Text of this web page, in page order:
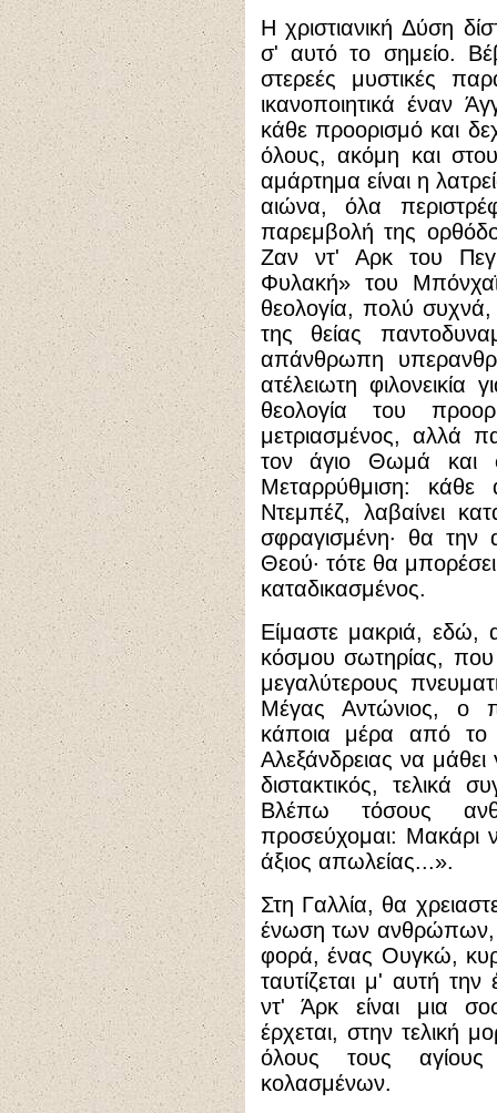
Η χριστιανική Δύση
σ' αυτό το σημείο.
στερεές μυστικές
ικανοποιητικά έναν
κάθε προορισμό και
όλους, ακόμη και
αμάρτημα είναι η
αιώνα, όλα
παρεμβολή της
Ζαν ντ' Αρκ του
Φυλακή» του
θεολογία, πολύ συχνά,
της θείας
απάνθρωπη
ατέλειωτη
θεολογία του
μετριασμένος, αλλά
τον άγιο Θωμά και
Μεταρρύθμιση:
Ντεμπέζ, λαβαίνει
σφραγισμένη· θα την
Θεού· τότε θα
καταδικασμένος.
Είμαστε μακριά,
κόσμου σωτηρίας, που
μεγαλύτερους
Μέγας Αντώνιος, ο
κάποια μέρα από το
Αλεξάνδρειας να
διστακτικός, τελικά
Βλέπω τόσους
προσεύχομαι: Μακάρι
άξιος απωλείας...».
Στη Γαλλία, θα
ένωση των ανθρώπων,
φορά, ένας Ουγκώ,
ταυτίζεται μ' αυτή
ντ' Άρκ είναι μια
έρχεται, στην τελική
όλους τους
κολασμένων.